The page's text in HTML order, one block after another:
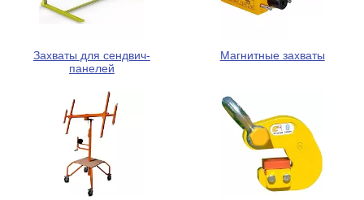
Захваты для сендвич-
панелей
Магнитные захваты